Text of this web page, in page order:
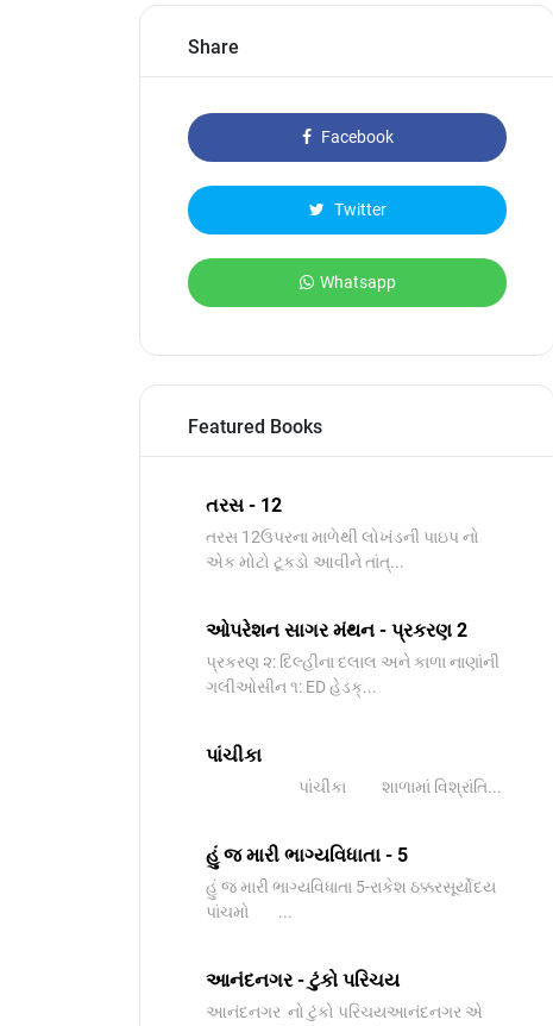
Share
Facebook
Twitter
Whatsapp
Featured Books
તરસ - 12
તરસ 12ઉપરના માળેથી લોખંડની પાઇપ નો
એક મોટો ટૂકડો આવીને તાંત્...
ઓપરેશન સાગર મંથન - પ્રકરણ 2
પ્રકરણ ૨: દિલ્હીના દલાલ અને કાળા નાણાંની
ગલીઓસીન ૧: ED હેડક્...
પાંચીકા
પાંચીકા શાળામાં વિશ્રાંતિ...
હું જ મારી ભાગ્યવિધાતા - 5
હું જ મારી ભાગ્યવિધાતા 5-રાકેશ ઠક્કરસૂર્યોદય
પાંચમો ...
આનંદનગર - ટુંકો પરિચય
આનંદનગર નો ટુંકો પરિચયઆનંદનગર એ